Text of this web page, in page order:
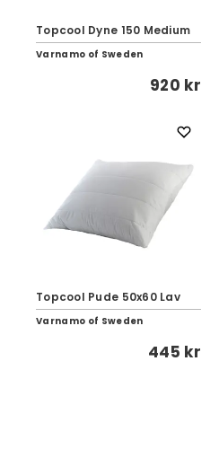
Topcool Dyne 150 Medium
Varnamo of Sweden
920 kr
Topcool Pude 50x60 Lav
Varnamo of Sweden
445 kr